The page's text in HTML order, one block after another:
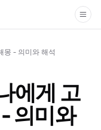
몽 - 의미와 해석
에게 고
의미와